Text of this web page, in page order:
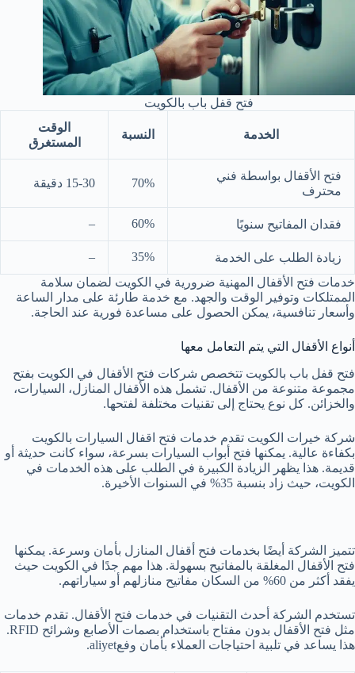
فتح قفل باب بالكويت
الخدمة النسبة
الوقت
المستغرق
فتح الأقفال بواسطة فني
محترف
70% 15-30 دقيقة
فقدان المفاتيح سنويًا 60%
–
زيادة الطلب على الخدمة 35%
–
خدمات فتح الأقفال المهنية ضرورية في الكويت لضمان سلامة
الممتلكات وتوفير الوقت والجهد. مع خدمة طارئة على مدار الساعة
وأسعار تنافسية، يمكن الحصول على مساعدة فورية عند الحاجة.
أنواع الأقفال التي يتم التعامل معها
فتح قفل باب بالكويت تتخصص شركات فتح الأقفال في الكويت بفتح
مجموعة متنوعة من الأقفال. تشمل هذه الأقفال المنازل، السيارات،
والخزائن. كل نوع يحتاج إلى تقنيات مختلفة لفتحها.
شركة خيرات الكويت تقدم خدمات فتح اقفال السيارات بالكويت
بكفاءة عالية. يمكنها فتح أبواب السيارات بسرعة، سواء كانت حديثة أو
قديمة. هذا يظهر الزيادة الكبيرة في الطلب على هذه الخدمات في
الكويت، حيث زاد بنسبة 35% في السنوات الأخيرة.
تتميز الشركة أيضًا بخدمات فتح أقفال المنازل بأمان وسرعة. يمكنها
فتح الأقفال المغلقة بالمفاتيح بسهولة. هذا مهم جدًا في الكويت حيث
يفقد أكثر من 60% من السكان مفاتيح منازلهم أو سياراتهم.
تستخدم الشركة أحدث التقنيات في خدمات فتح الأقفال. تقدم خدمات
مثل فتح الأقفال بدون مفتاح باستخدام بصمات الأصابع وشرائح RFID.
هذا يساعد في تلبية احتياجات العملاء بأمان وفعaliyet.